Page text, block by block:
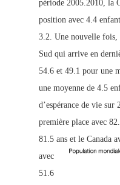
période 2005.2010, la
position avec 4.4
3.2. Une nouvelle fois,
Sud qui arrive en
54.6 et 49.1 pour une
une moyenne de 4.5
d’espérance de vie
première place avec
81.5 ans et le Canada
avec
51.6